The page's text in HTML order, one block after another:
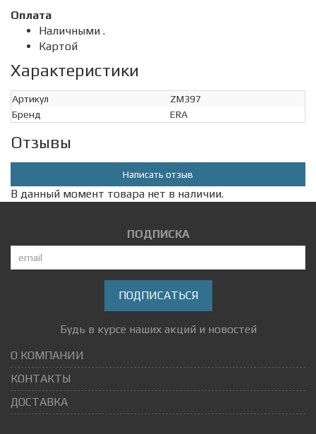
Оплата
Наличными .
Картой
Характеристики
Артикул
ZM397
Бренд
ERA
Отзывы
Написать отзыв
В данный момент товара нет в наличии.
ПОДПИСКА
ПОДПИСАТЬСЯ
Будь в курсе наших акций и новостей
О КОМПАНИИ
КОНТАКТЫ
ДОСТАВКА